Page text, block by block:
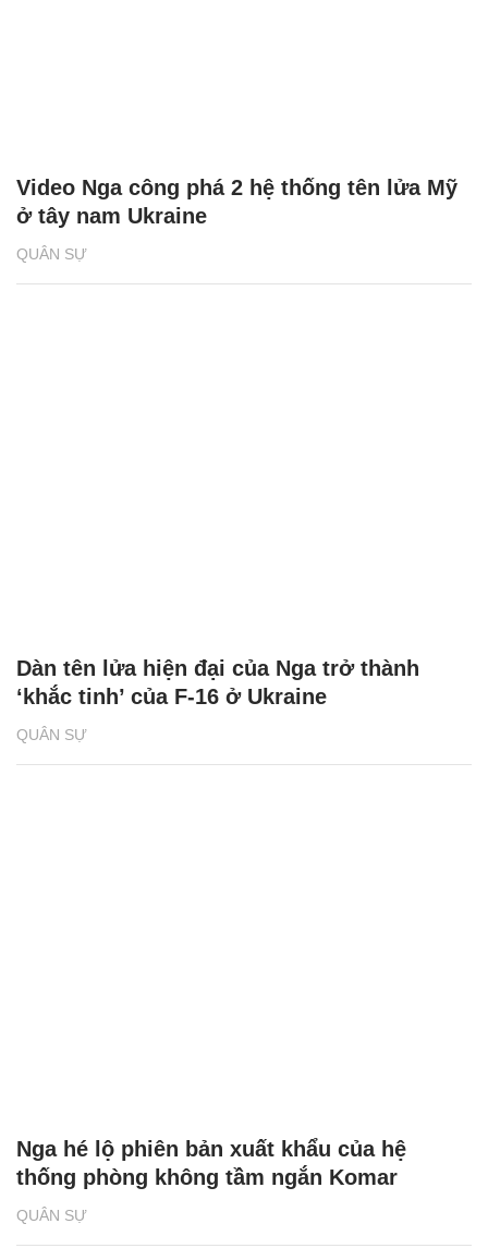
QUÂN SỰ
Video Nga công phá 2 hệ thống tên lửa Mỹ
ở tây nam Ukraine
QUÂN SỰ
Dàn tên lửa hiện đại của Nga trở thành
‘khắc tinh’ của F-16 ở Ukraine
QUÂN SỰ
Nga hé lộ phiên bản xuất khẩu của hệ
thống phòng không tầm ngắn Komar